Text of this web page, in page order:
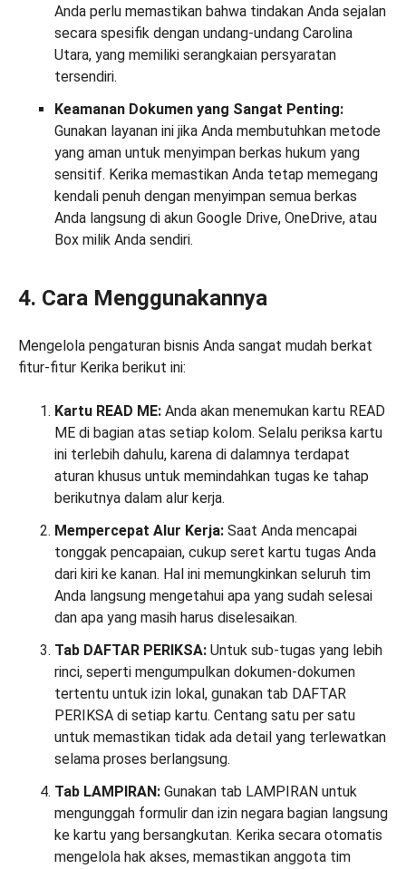
Anda perlu memastikan bahwa tindakan Anda sejalan
secara spesifik dengan undang-undang Carolina
Utara, yang memiliki serangkaian persyaratan
tersendiri.
Keamanan Dokumen yang Sangat Penting:
Gunakan layanan ini jika Anda membutuhkan metode
yang aman untuk menyimpan berkas hukum yang
sensitif. Kerika memastikan Anda tetap memegang
kendali penuh dengan menyimpan semua berkas
Anda langsung di akun Google Drive, OneDrive, atau
Box milik Anda sendiri.
4. Cara Menggunakannya
Mengelola pengaturan bisnis Anda sangat mudah berkat
fitur-fitur Kerika berikut ini:
Kartu READ ME: Anda akan menemukan kartu READ
ME di bagian atas setiap kolom. Selalu periksa kartu
ini terlebih dahulu, karena di dalamnya terdapat
aturan khusus untuk memindahkan tugas ke tahap
berikutnya dalam alur kerja.
Mempercepat Alur Kerja: Saat Anda mencapai
tonggak pencapaian, cukup seret kartu tugas Anda
dari kiri ke kanan. Hal ini memungkinkan seluruh tim
Anda langsung mengetahui apa yang sudah selesai
dan apa yang masih harus diselesaikan.
Tab DAFTAR PERIKSA: Untuk sub-tugas yang lebih
rinci, seperti mengumpulkan dokumen-dokumen
tertentu untuk izin lokal, gunakan tab DAFTAR
PERIKSA di setiap kartu. Centang satu per satu
untuk memastikan tidak ada detail yang terlewatkan
selama proses berlangsung.
Tab LAMPIRAN: Gunakan tab LAMPIRAN untuk
mengunggah formulir dan izin negara bagian langsung
ke kartu yang bersangkutan. Kerika secara otomatis
mengelola hak akses, memastikan anggota tim